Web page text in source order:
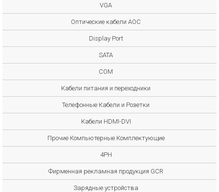
VGA
Оптические кабели AOC
Display Port
SATA
COM
Кабели питания и переходники
Телефонные Кабели и Розетки
Кабели HDMI-DVI
Прочие Компьютерные Комплектующие
4PH
Фирменная рекламная продукция GCR
Зарядные устройства